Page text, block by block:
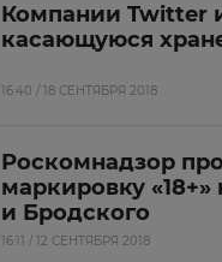
Компании Twitter
касающуюся
16:40 / 18 СЕНТЯБРЯ 2018
Роскомнадзор
маркировку
и Бродского
16:11 / 12 СЕНТЯБРЯ 2018